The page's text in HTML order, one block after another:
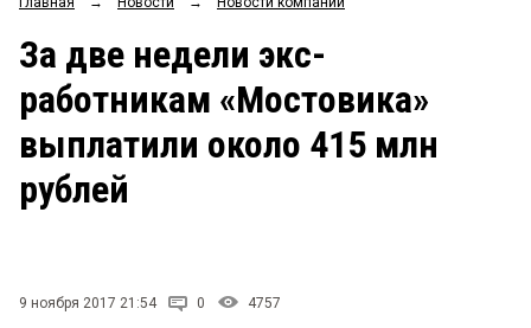
ОБЩЕСТВО
ЗАКОН
НОВОСТИ КОМПАНИЙ
ПРОИСШЕСТВИЯ
Мнения
Рейтинги
Блоги
Архив
За две недели экс-
работникам «Мостовика»
выплатили около 415 млн
рублей
9 ноября 2017 21:54 0 4757